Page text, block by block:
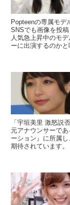
Popteenの専属モデ
SNSでも画像を投
人気急上昇中のモ
ーに出演するのかと
「宇垣美里 激怒説
元アナウンサーで
ーション』に所属
期待されています